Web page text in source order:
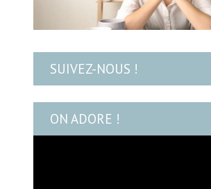
SUIVEZ-NOUS !
ON ADORE !